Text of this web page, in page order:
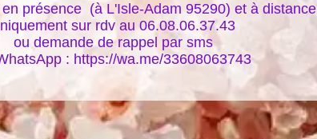
présence  (à L'Isle-Adam 95290) et à distance
sur rdv au 06.08.06.37.43
ou demande de rappel par sms
: https://wa.me/33608063743